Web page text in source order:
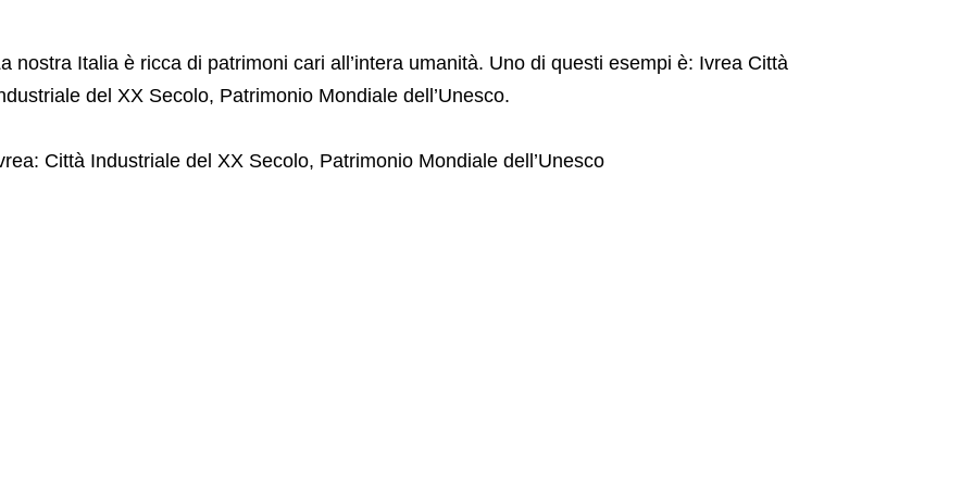
nostra Italia è ricca di patrimoni cari all’intera umanità. Uno di questi esempi è: Ivrea Città
del XX Secolo, Patrimonio Mondiale dell’Unesco.
Città Industriale del XX Secolo, Patrimonio Mondiale dell’Unesco